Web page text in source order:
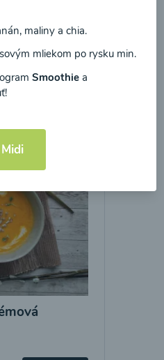
ďalšie
maliny a chia.
mliekom po rysku min.
Smoothie a